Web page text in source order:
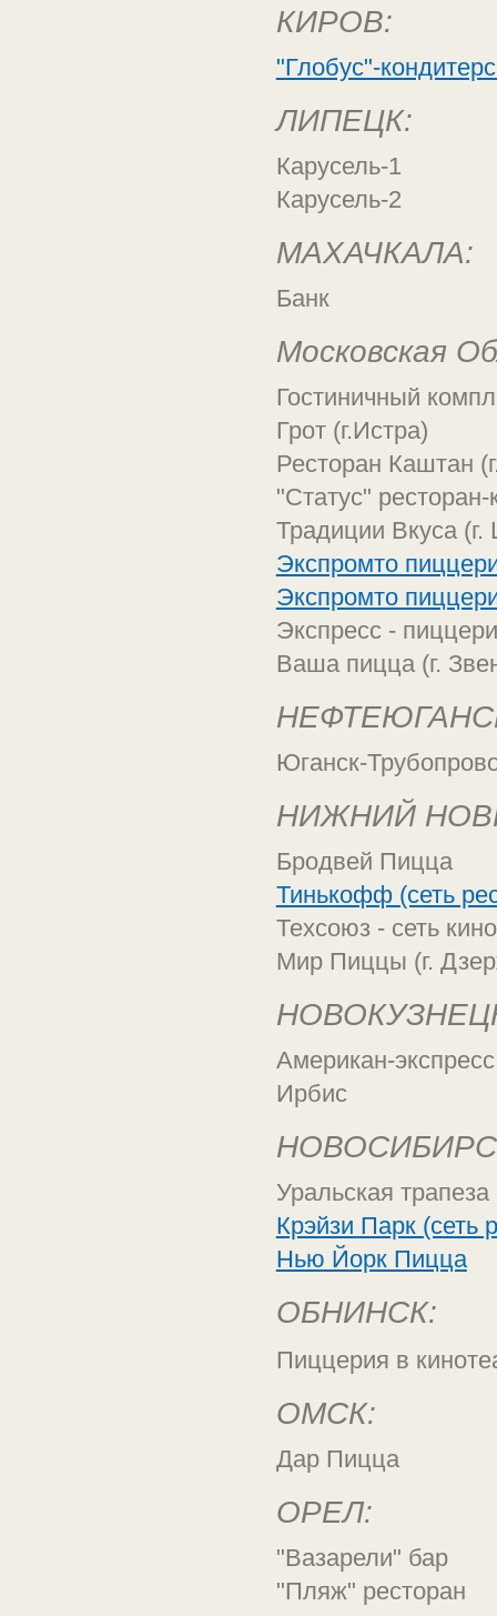
КИРОВ:
"Глобус"-
ЛИПЕЦК:
Карусель-1
Карусель-2
МАХАЧКАЛА:
Банк
Московская
Гостиничный
Грот (г.Истра)
Ресторан Каштан
"Статус"
Традиции Вкуса
Экспромто
Экспромто
Экспресс -
Ваша пицца (г.
Юганск-
НИЖНИЙ
Бродвей Пицца
Тинькофф (сеть
Техсоюз - сеть
Мир Пиццы (г.
Американ-
Ирбис
Уральская
Крэйзи Парк (сеть
Нью Йорк Пицца
ОБНИНСК:
Пиццерия в
ОМСК:
Дар Пицца
ОРЕЛ:
"Вазарели" бар
"Пляж" ресторан